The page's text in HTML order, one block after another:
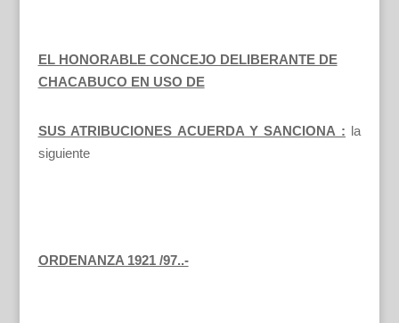
EL HONORABLE CONCEJO DELIBERANTE DE
CHACABUCO EN USO DE
SUS ATRIBUCIONES ACUERDA Y SANCIONA : la
siguiente
ORDENANZA 1921 /97..-